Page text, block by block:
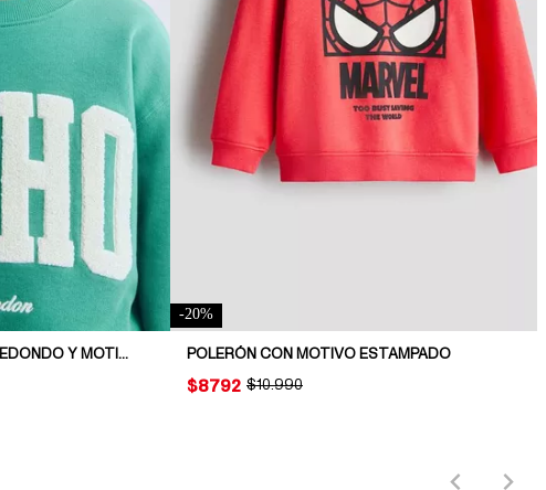
POLERÓN CON CUELLO REDONDO Y MOTIVO ESTAMPADO
-20%
POLERÓN CON MOTIVO ESTAMPADO
ORIGINAL PRICE:
$10.990
PRICE:
$8792